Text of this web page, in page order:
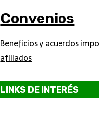
Convenios
Beneficios y acuerdos
afiliados
LINKS DE INTERÉS